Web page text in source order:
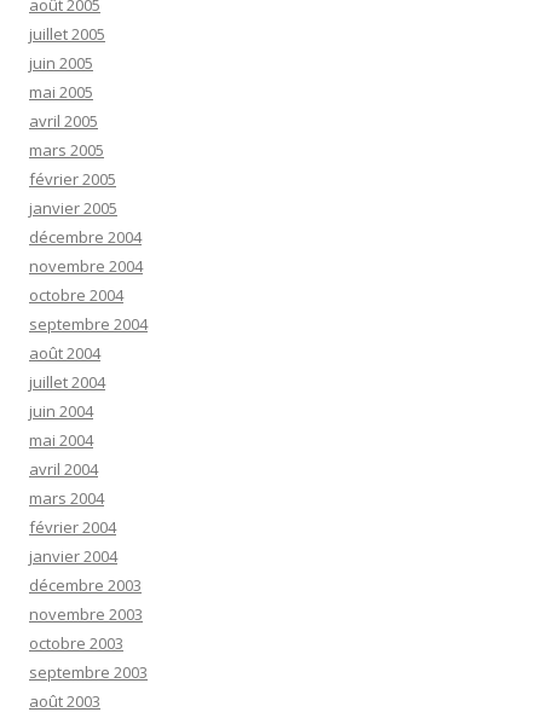
août 2005
juillet 2005
juin 2005
mai 2005
avril 2005
mars 2005
février 2005
janvier 2005
décembre 2004
novembre 2004
octobre 2004
septembre 2004
août 2004
juillet 2004
juin 2004
mai 2004
avril 2004
mars 2004
février 2004
janvier 2004
décembre 2003
novembre 2003
octobre 2003
septembre 2003
août 2003